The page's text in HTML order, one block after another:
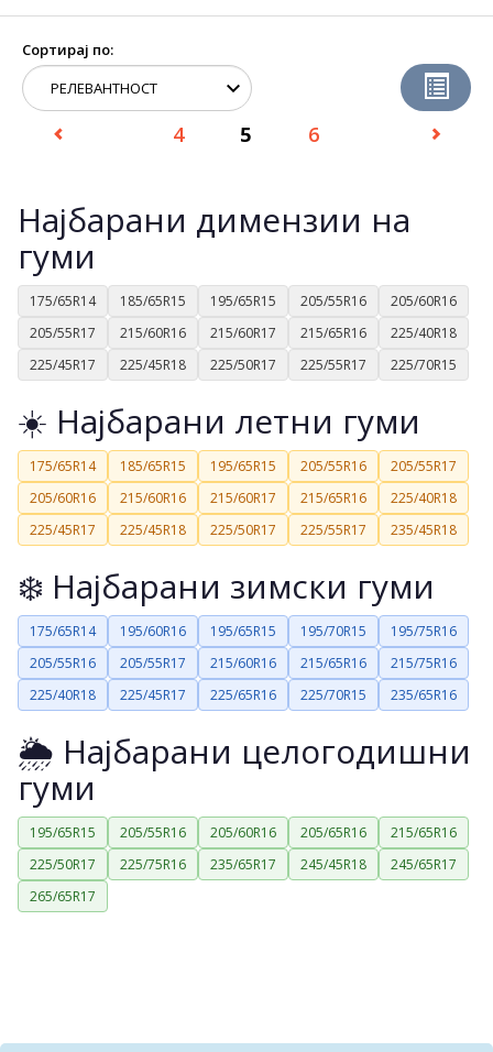
Сортирај по:
4 5 6
Најбарани димензии на
гуми
175/65R14 185/65R15 195/65R15 205/55R16
205/60R16
205/55R17
215/60R16 215/60R17 215/65R16
225/40R18
225/45R17
225/45R18 225/50R17 225/55R17 225/70R15
☀️ Најбарани летни гуми
175/65R14 185/65R15 195/65R15 205/55R16
205/55R17
205/60R16
215/60R16 215/60R17 215/65R16
225/40R18
225/45R17
225/45R18 225/50R17 225/55R17 235/45R18
❄️ Најбарани зимски гуми
175/65R14 195/60R16 195/65R15 195/70R15
195/75R16
205/55R16
205/55R17 215/60R16 215/65R16
215/75R16
225/40R18
225/45R17 225/65R16 225/70R15 235/65R16
🌦️ Најбарани целогодишни
гуми
195/65R15 205/55R16 205/60R16 205/65R16
215/65R16
225/50R17
225/75R16 235/65R17 245/45R18
245/65R17
265/65R17